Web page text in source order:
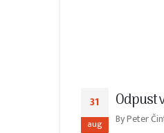
31
aug
Odpust
ByPeter